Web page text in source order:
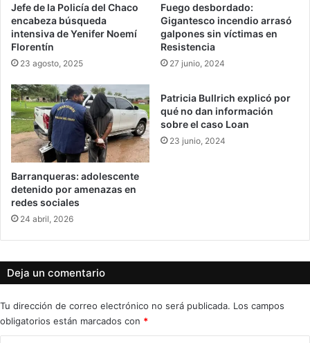
Jefe de la Policía del Chaco
encabeza búsqueda
intensiva de Yenifer Noemí
Florentín
23 agosto, 2025
Fuego desbordado:
Gigantesco incendio arrasó
galpones sin víctimas en
Resistencia
27 junio, 2024
Barranqueras: adolescente
detenido por amenazas en
redes sociales
24 abril, 2026
Patricia Bullrich explicó por
qué no dan información
sobre el caso Loan
23 junio, 2024
Deja un comentario
Tu dirección de correo electrónico no será publicada. Los campos
obligatorios están marcados con *